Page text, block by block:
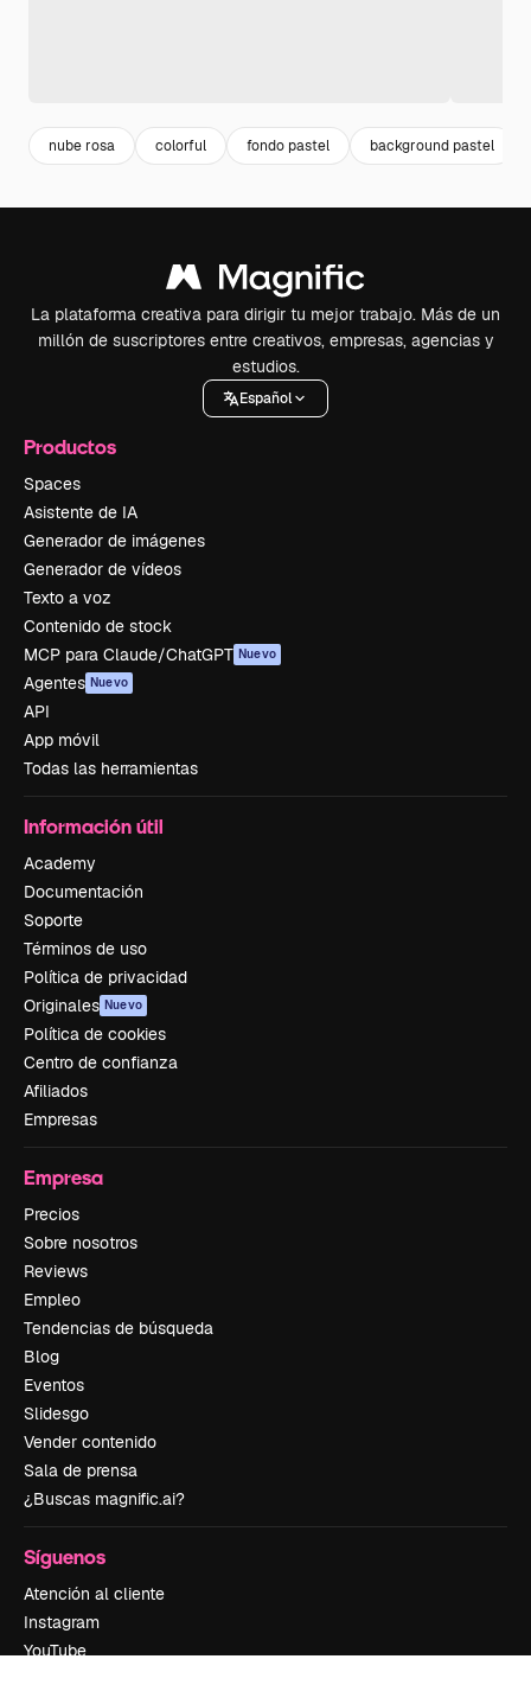
nube rosa colorful fondo pastel background pastel
La plataforma creativa para dirigir tu mejor trabajo. Más de un
millón de suscriptores entre creativos, empresas, agencias y
estudios.
Español
Productos
Spaces
Asistente de IA
Generador de imágenes
Generador de vídeos
Texto a voz
Contenido de stock
MCP para Claude/ChatGPT Nuevo
Agentes Nuevo
API
App móvil
Todas las herramientas
Información útil
Academy
Documentación
Soporte
Términos de uso
Política de privacidad
Originales Nuevo
Política de cookies
Centro de confianza
Afiliados
Empresas
Empresa
Precios
Sobre nosotros
Reviews
Empleo
Tendencias de búsqueda
Blog
Eventos
Slidesgo
Vender contenido
Sala de prensa
¿Buscas magnific.ai?
Síguenos
Atención al cliente
Instagram
YouTube